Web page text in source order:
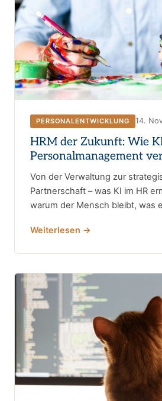
PERSONALENTWICKLUNG 14.
HRM der Zukunft: Wie
Personalmanagement
Von der Verwaltung zur
Partnerschaft – was KI im HR
warum der Mensch bleibt, was
Weiterlesen →